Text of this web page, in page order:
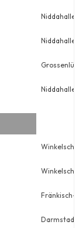
Niddahalle
Niddahalle
Niddahalle
Fränkisch-
Darmstadt